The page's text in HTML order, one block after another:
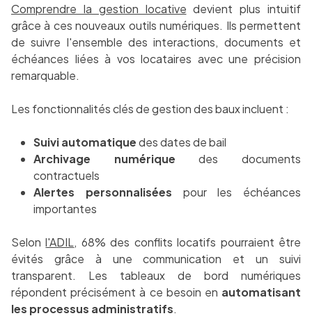
Comprendre la gestion locative devient plus intuitif
grâce à ces nouveaux outils numériques. Ils permettent
de suivre l'ensemble des interactions, documents et
échéances liées à vos locataires avec une précision
remarquable.
Les fonctionnalités clés de gestion des baux incluent :
Suivi automatiquedes dates de bail
Archivage numérique des documents
contractuels
Alertes personnalisées pour les échéances
importantes
Selonl'ADIL, 68% des conflits locatifs pourraient être
évités grâce à une communication et un suivi
transparent. Les tableaux de bord numériques
répondent précisément à ce besoin en automatisant
les processus administratifs.